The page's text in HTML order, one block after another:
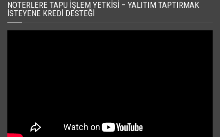
NOTERLERE TAPU İŞLEM YETKISI – YALITIM TAPTIRMAK
İSTEYENE KREDI DESTEĞI